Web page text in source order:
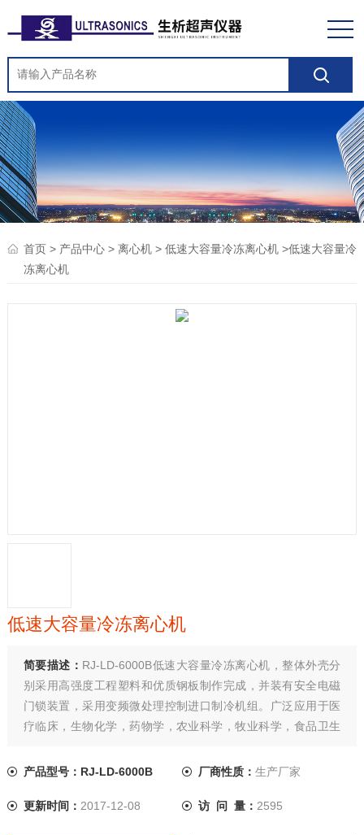
首页> 产品中心> 离心机> 低速大容量冷冻离心机>低速大容量冷
冻离心机
低速大容量冷冻离心机
简要描述： RJ-LD-6000B低速大容量冷冻离心机，整体外壳分
别采用高强度工程塑料和优质钢板制作完成，并装有安全电磁
门锁装置，采用变频微处理控制进口制冷机组。广泛应用于医
疗临床，生物化学，药物学，农业科学，牧业科学，食品卫生
产品型号：RJ-LD-6000B
厂商性质： 生产厂家
更新时间： 2017-12-08 访 问 量： 2595